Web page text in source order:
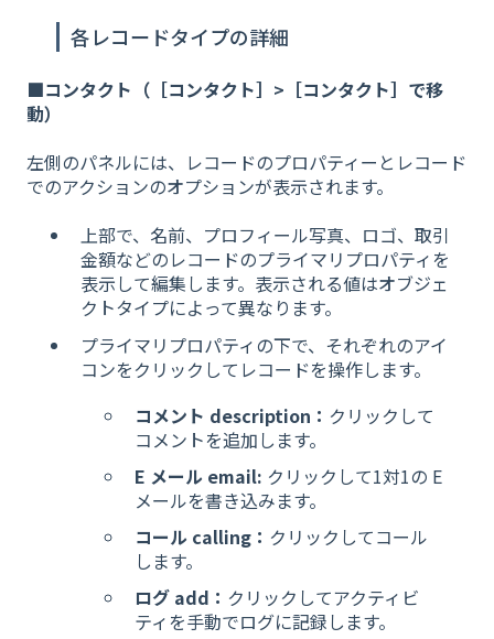
各レコードタイプの詳細
■コンタクト（［コンタクト］>［コンタクト］で移
動）
左側のパネルには、レコードのプロパティーとレコード
でのアクションのオプションが表示されます。
上部で、名前、プロフィール写真、ロゴ、取引
金額などのレコードのプライマリプロパティを
表示して編集します。表示される値はオブジェ
クトタイプによって異なります。
プライマリプロパティの下で、それぞれのアイ
コンをクリックしてレコードを操作します。
コメント description： クリックして
コメントを追加します。
E メール email: クリックして1対1の E
メールを書き込みます。
コール calling： クリックしてコール
します。
ログ add： クリックしてアクティビ
ティを手動でログに記録します。